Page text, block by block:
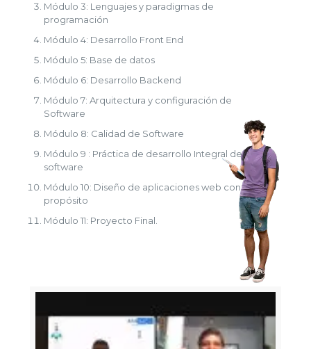
Módulo 3: Lenguajes y paradigmas de
programación
Módulo 4: Desarrollo Front End
Módulo 5: Base de datos
Módulo 6: Desarrollo Backend
Módulo 7: Arquitectura y configuración de
Software
Módulo 8: Calidad de Software
Módulo 9 : Práctica de desarrollo Integral de
software
Módulo 10: Diseño de aplicaciones web con
propósito
Módulo 11: Proyecto Final.